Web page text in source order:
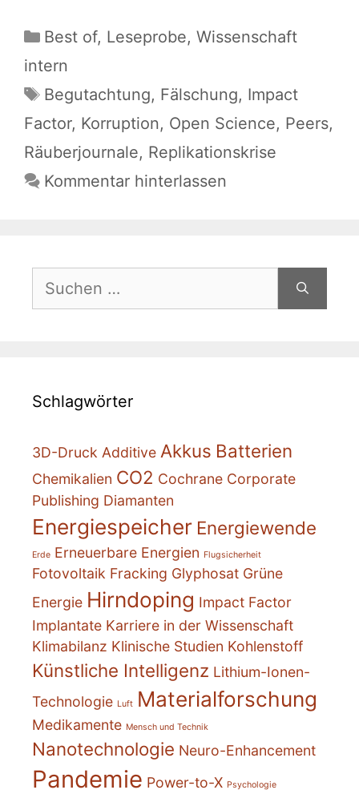
Kategorien
Best of, Leseprobe, Wissenschaft
intern
Schlagwörter
Begutachtung, Fälschung, Impact
Factor, Korruption, Open Science, Peers,
Räuberjournale, Replikationskrise
Kommentar hinterlassen
nach:
Schlagwörter
3D-Druck Additive Akkus Batterien
Chemikalien CO2 Cochrane Corporate
Publishing Diamanten
Energiespeicher Energiewende
Erde Erneuerbare Energien Flugsicherheit
Fotovoltaik Fracking Glyphosat Grüne
Energie Hirndoping Impact Factor
Implantate Karriere in der Wissenschaft
Klimabilanz Klinische Studien Kohlenstoff
Künstliche Intelligenz Lithium-Ionen-
Technologie Luft Materialforschung
Medikamente Mensch und Technik
Nanotechnologie Neuro-Enhancement
Pandemie Power-to-X Psychologie